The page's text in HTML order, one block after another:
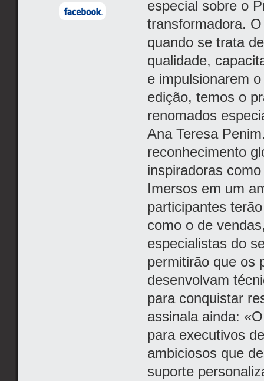
especial sobre o
transformadora.
quando se trata
qualidade,
e impulsionarem
edição, temos o
renomados
Ana Teresa
reconhecimento
inspiradoras
Imersos em um
participantes
como o de
especialistas do
permitirão que os
desenvolvam
para conquistar
assinala ainda:
para executivos
ambiciosos que
suporte